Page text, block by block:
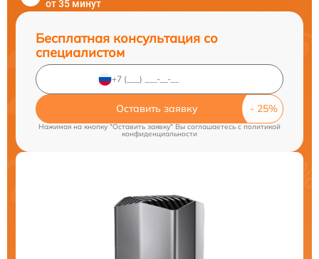
от 35 минут
Бесплатная консультация со
специалистом
Оставить заявку
Нажимая на кнопку "Оставить заявку" Вы соглашаетесь cполитикой
конфиденциальности